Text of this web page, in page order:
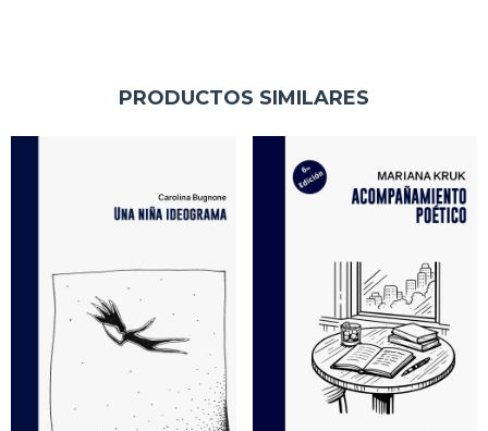
PRODUCTOS SIMILARES